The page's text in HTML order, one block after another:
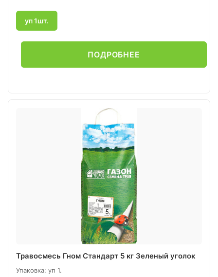
уп 1шт.
ПОДРОБНЕЕ
Травосмесь Гном Стандарт 5 кг Зеленый уголок
Упаковка: уп 1.